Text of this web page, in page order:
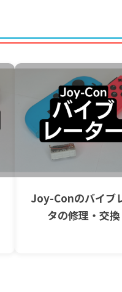
Joy-Conのバイブ
タの修理・交換